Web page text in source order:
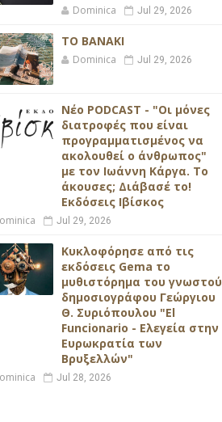
Dominica Jul 29, 2026
ΤΟ ΒΑΝΑΚΙ
Dominica Jul 29, 2026
Νέο PODCAST - "Οι μόνες
διατροφές που είναι
προγραμματισμένος να
ακολουθεί ο άνθρωπος"
με τον Ιωάννη Κάργα. Το
άκουσες; Διάβασέ το!
Εκδόσεις Ιβίσκος
Jul 29, 2026
Κυκλοφόρησε από τις
εκδόσεις Gema το
μυθιστόρημα του γνωστού
δημοσιογράφου Γεώργιου
Θ. Συριόπουλου "El
Funcionario - Ελεγεία στην
Ευρωκρατία των
Βρυξελλών"
Jul 28, 2026